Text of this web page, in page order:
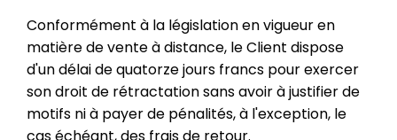
Conformément à la législation en vigueur en
matière de vente à distance, le Client dispose
d'un délai de quatorze jours francs pour exercer
son droit de rétractation sans avoir à justifier de
motifs ni à payer de pénalités, à l'exception, le
cas échéant, des frais de retour.